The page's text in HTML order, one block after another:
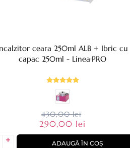
ceara 250ml ALB + Ibric cu
capac 250ml - Linea·PRO
430,00 lei
290,00 lei
ADAUGĂ ÎN COȘ